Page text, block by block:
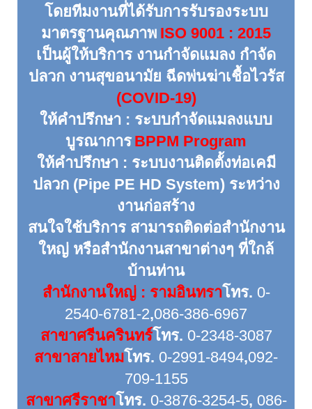
โดยทีมงานที่ได้รับการรับรองระบบ
มาตรฐานคุณภาพ ISO 9001 : 2015
เป็นผู้ให้บริการ งานกำจัดแมลง กำจัด
ปลวก งานสุขอนามัย ฉีดพ่นฆ่าเชื้อไวรัส
(COVID-19)
ให้คำปรึกษา : ระบบกำจัดแมลงแบบ
บูรณาการ BPPM Program
ให้คำปรึกษา : ระบบงานติดตั้งท่อเคมี
ปลวก (Pipe PE HD System) ระหว่าง
งานก่อสร้าง
สนใจใช้บริการ สามารถติดต่อสำนักงาน
ใหญ่ หรือสำนักงานสาขาต่างๆ ที่ใกล้
บ้านท่าน
สำนักงานใหญ่ : รามอินทราโทร. 0-
2540-6781-2,086-386-6967
สาขาศรีนครินทร์โทร. 0-2348-3087
สาขาสายไหมโทร. 0-2991-8494,092-
709-1155
สาขาศรีราชาโทร. 0-3876-3254-5, 086-